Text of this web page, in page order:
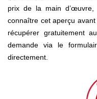
prix de la main
connaître cet aperçu
récupérer gratuitement
demande via le
directement.